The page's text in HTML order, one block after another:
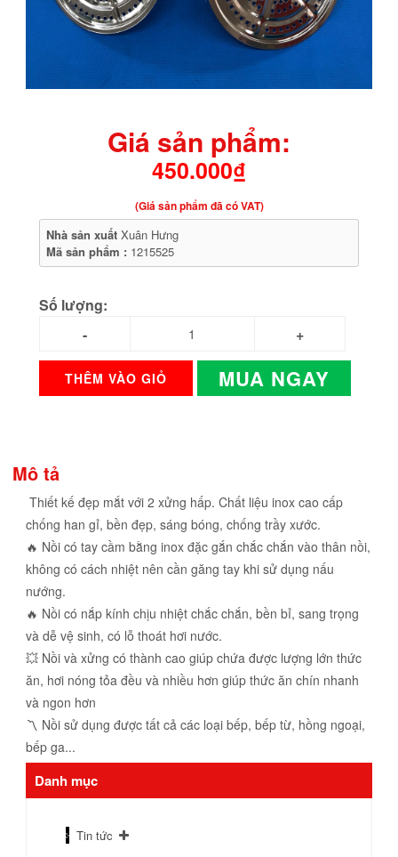
Giá sản phẩm:
450.000₫
(Giá sản phẩm đã có VAT)
Nhà sản xuất Xuân Hưng
Mã sản phẩm : 1215525
Số lượng:
THÊM VÀO GIỎ MUA NGAY
Mô tả
Thiết kế đẹp mắt với 2 xửng hấp. Chất liệu inox cao cấp
chống han gỉ, bền đẹp, sáng bóng, chống trầy xước.
🔥 Nồi có tay cầm bằng inox đặc gắn chắc chắn vào thân nồi,
không có cách nhiệt nên cần găng tay khi sử dụng nấu
nướng.
🔥 Nồi có nắp kính chịu nhiệt chắc chắn, bền bỉ, sang trọng
và dễ vệ sinh, có lỗ thoát hơi nước.
💥 Nồi và xửng có thành cao giúp chứa được lượng lớn thức
ăn, hơi nóng tỏa đều và nhiều hơn giúp thức ăn chín nhanh
và ngon hơn
〽️ Nồi sử dụng được tất cả các loại bếp, bếp từ, hồng ngoại,
bếp ga...
Danh mục
Tin tức